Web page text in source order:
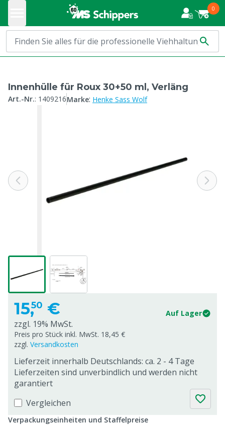
0
Innenhülle für Roux 30+50 ml, Verläng
Art.-Nr.: 1409216Marke: Henke Sass Wolf
15,50 € Auf Lager
zzgl. 19% MwSt.
Preis pro Stück inkl. MwSt. 18,45 €
zzgl. Versandkosten
Lieferzeit innerhalb Deutschlands: ca. 2 - 4 Tage
Lieferzeiten sind unverbindlich und werden nicht
garantiert
Vergleichen
Verpackungseinheiten und Staffelpreise